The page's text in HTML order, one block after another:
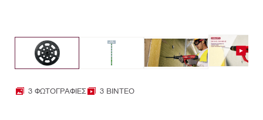
3 ΦΩΤΟΓΡΑΦΊΕΣ 3 ΒΊΝΤΕΟ